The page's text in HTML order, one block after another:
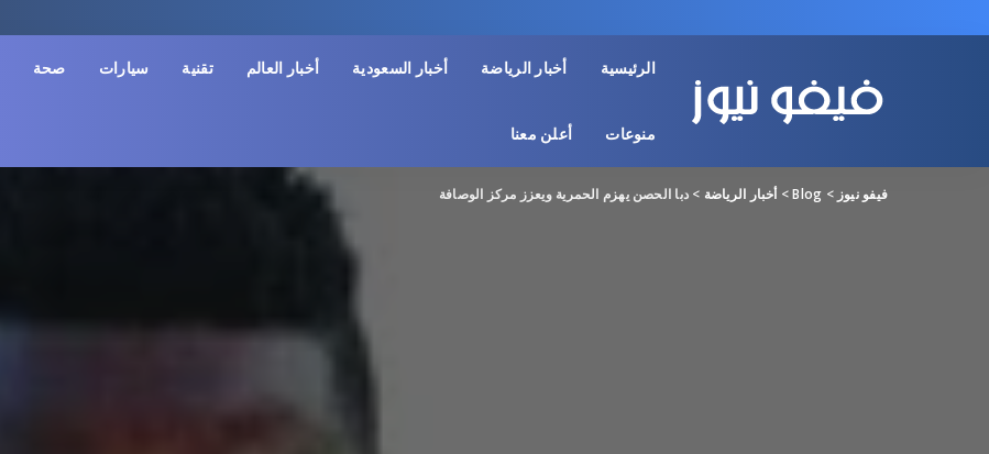
الرئيسية أخبار الرياضة أخبار السعودية أخبار العالم تقنية سيارات صحة
منوعات أعلن معنا
فيفو نيوز >
Blog
> أخبار الرياضة > دبا الحصن يهزم الحمرية ويعزز مركز الوصافة